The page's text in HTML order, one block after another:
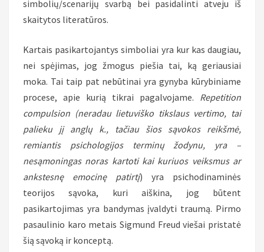
simbolių/scenarijų svarbą bei pasidalinti atveju iš
skaitytos literatūros.
Kartais pasikartojantys simboliai yra kur kas daugiau,
nei spėjimas, jog žmogus piešia tai, ką geriausiai
moka. Tai taip pat nebūtinai yra gynyba kūrybiniame
procese, apie kurią tikrai pagalvojame. Repetition
compulsion (neradau lietuviško tikslaus vertimo, tai
palieku jį anglų k., tačiau šios sąvokos reikšmė,
remiantis psichologijos terminų žodynu, yra –
nesąmoningas noras kartoti kai kuriuos veiksmus ar
ankstesnę emocinę patirtį) yra psichodinaminės
teorijos sąvoka, kuri aiškina, jog būtent
pasikartojimas yra bandymas įvaldyti traumą. Pirmo
pasaulinio karo metais Sigmund Freud viešai pristatė
šią sąvoką ir konceptą.